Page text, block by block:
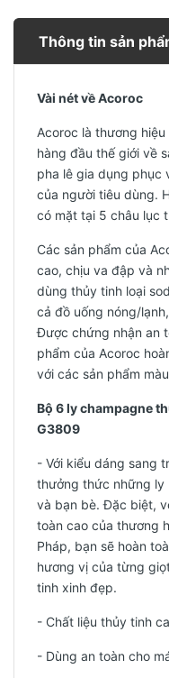
Thông tin sản
Vài nét về Acoroc
Acoroc là thương
hàng đầu thế giới về
pha lê gia dụng phục
của người tiêu dùng.
có mặt tại 5 châu lục
Các sản phẩm của
cao, chịu va đập và
dùng thủy tinh loại
cả đồ uống nóng/
Được chứng nhận an
phẩm của Acoroc
với các sản phẩm
Bộ 6 ly champagne
G3809
- Với kiểu dáng sang
thưởng thức những ly
và bạn bè. Đặc biệt,
toàn cao của thương
Pháp, bạn sẽ hoàn
hương vị của từng
tinh xinh đẹp.
- Chất liệu thủy tinh
- Dùng an toàn cho